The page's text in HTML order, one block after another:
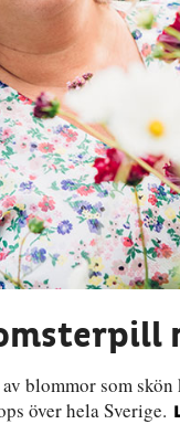
blommor som
över hela Sverige.